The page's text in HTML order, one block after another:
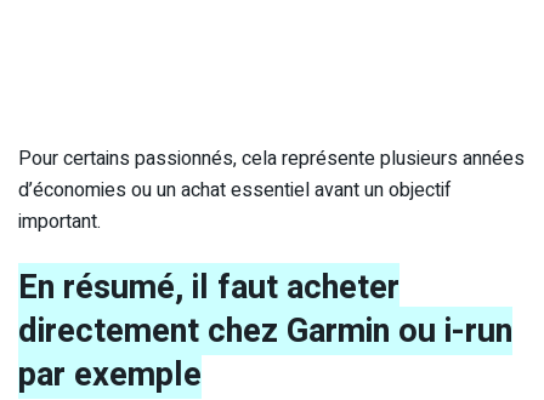
Pour certains passionnés, cela représente plusieurs années
d’économies ou un achat essentiel avant un objectif
important.
En résumé, il faut acheter
directement chez Garmin ou i-run
par exemple